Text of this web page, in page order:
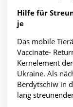
Hilfe für
je
Das mobile
Vaccinate-
Kernelement
Ukraine. Als
Berdytschiw in
lang